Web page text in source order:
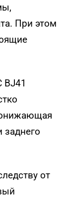
При этом
BJ41
заднего
от